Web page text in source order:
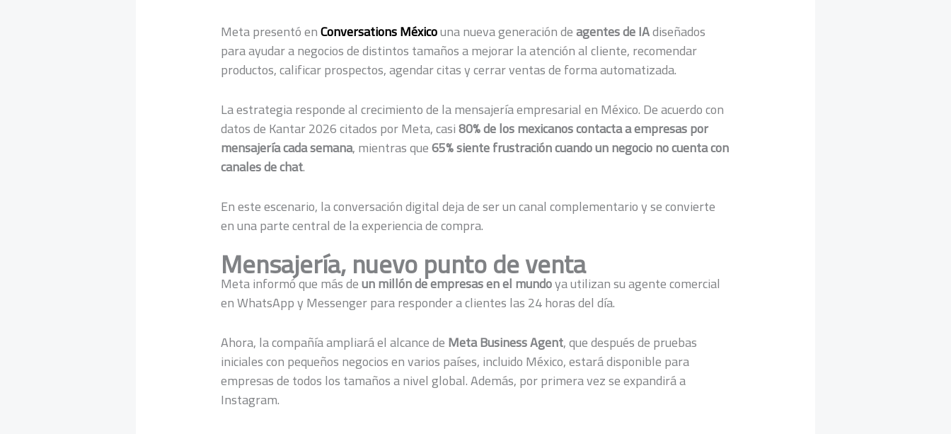
Meta presentó enConversations Méxicouna nueva generación deagentes de IAdiseñados
para ayudar a negocios de distintos tamaños a mejorar la atención al cliente, recomendar
productos, calificar prospectos, agendar citas y cerrar ventas de forma automatizada.
La estrategia responde al crecimiento de la mensajería empresarial en México. De acuerdo con
datos de Kantar 2026 citados por Meta, casi80% de los mexicanos contacta a empresas por
mensajería cada semana, mientras que65% siente frustración cuando un negocio no cuenta con
canales de chat.
En este escenario, la conversación digital deja de ser un canal complementario y se convierte
en una parte central de la experiencia de compra.
Mensajería, nuevo punto de venta
Meta informó que más deun millón de empresas en el mundoya utilizan su agente comercial
en WhatsApp y Messenger para responder a clientes las 24 horas del día.
Ahora, la compañía ampliará el alcance deMeta Business Agent, que después de pruebas
iniciales con pequeños negocios en varios países, incluido México, estará disponible para
empresas de todos los tamaños a nivel global. Además, por primera vez se expandirá a
Instagram.